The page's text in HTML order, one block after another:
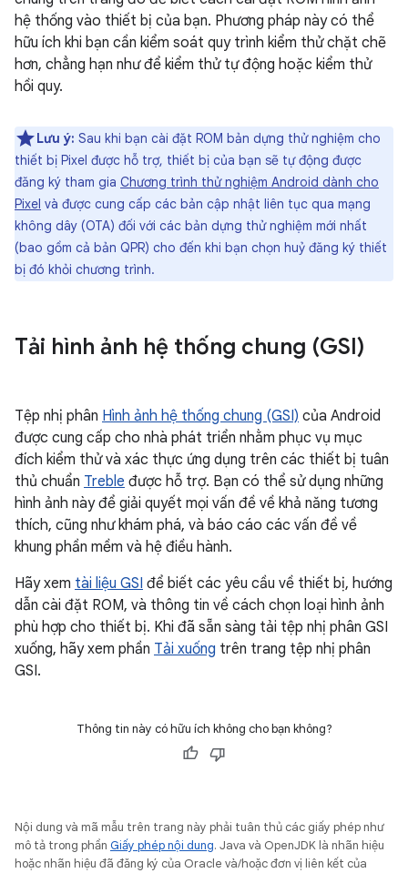
hệ thống vào thiết bị của bạn. Phương pháp này có thể
hữu ích khi bạn cần kiểm soát quy trình kiểm thử chặt chẽ
hơn, chẳng hạn như để kiểm thử tự động hoặc kiểm thử
hồi quy.
Lưu ý: Sau khi bạn cài đặt ROM bản dựng thử nghiệm cho
thiết bị Pixel được hỗ trợ, thiết bị của bạn sẽ tự động được
đăng ký tham gia Chương trình thử nghiệm Android dành cho
Pixel và được cung cấp các bản cập nhật liên tục qua mạng
không dây (OTA) đối với các bản dựng thử nghiệm mới nhất
(bao gồm cả bản QPR) cho đến khi bạn chọn huỷ đăng ký thiết
bị đó khỏi chương trình.
Tải hình ảnh hệ thống chung (GSI)
Tệp nhị phân Hình ảnh hệ thống chung (GSI) của Android
được cung cấp cho nhà phát triển nhằm phục vụ mục
đích kiểm thử và xác thực ứng dụng trên các thiết bị tuân
thủ chuẩn Treble được hỗ trợ. Bạn có thể sử dụng những
hình ảnh này để giải quyết mọi vấn đề về khả năng tương
thích, cũng như khám phá, và báo cáo các vấn đề về
khung phần mềm và hệ điều hành.
Hãy xem tài liệu GSI để biết các yêu cầu về thiết bị, hướng
dẫn cài đặt ROM, và thông tin về cách chọn loại hình ảnh
phù hợp cho thiết bị. Khi đã sẵn sàng tải tệp nhị phân GSI
xuống, hãy xem phần Tải xuống trên trang tệp nhị phân
GSI.
Thông tin này có hữu ích không cho bạn không?
Nội dung và mã mẫu trên trang này phải tuân thủ các giấy phép như
mô tả trong phần Giấy phép nội dung. Java và OpenJDK là nhãn hiệu
hoặc nhãn hiệu đã đăng ký của Oracle và/hoặc đơn vị liên kết của